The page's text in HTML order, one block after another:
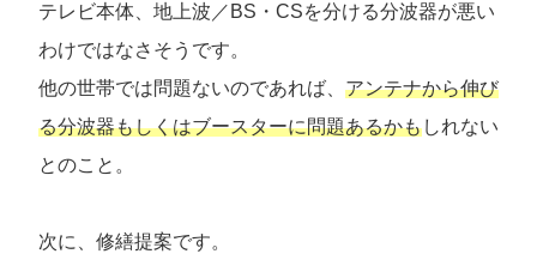
テレビ本体、地上波／BS・CSを分ける分波器が悪い
わけではなさそうです。
他の世帯では問題ないのであれば、 アンテナから伸び
る分波器もしくはブースターに問題あるかもしれない
とのこと。
次に、修繕提案です。